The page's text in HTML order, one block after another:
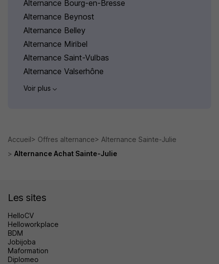
Alternance Bourg-en-Bresse
Alternance Beynost
Alternance Belley
Alternance Miribel
Alternance Saint-Vulbas
Alternance Valserhône
Voir plus
Accueil Offres alternance
Alternance Sainte-Julie
Alternance Achat Sainte-Julie
Les sites
HelloCV
Helloworkplace
BDM
Jobijoba
Maformation
Diplomeo